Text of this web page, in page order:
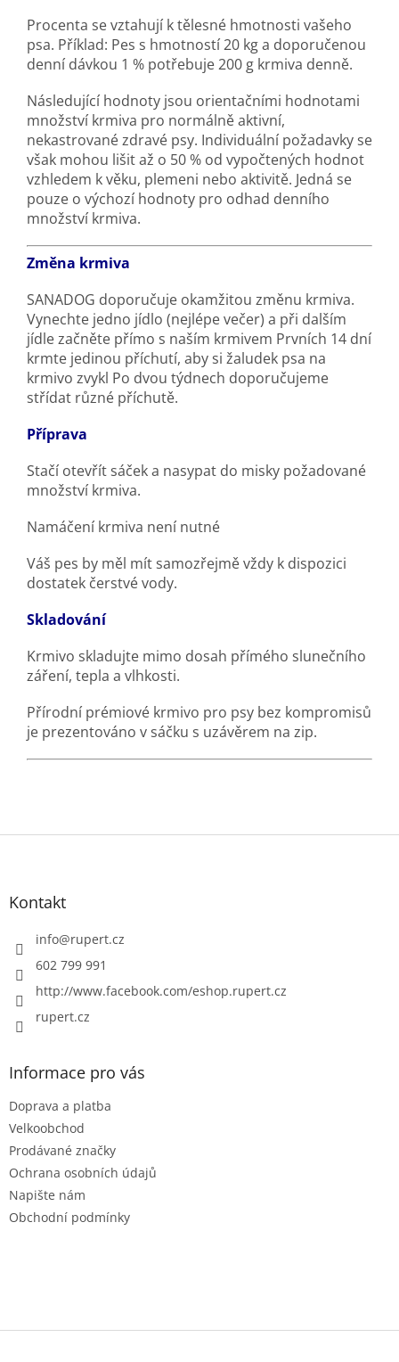
Procenta se vztahují k tělesné hmotnosti vašeho
psa. Příklad: Pes s hmotností 20 kg a doporučenou
denní dávkou 1 % potřebuje 200 g krmiva denně.
Následující hodnoty jsou orientačními hodnotami
množství krmiva pro normálně aktivní,
nekastrované zdravé psy. Individuální požadavky se
však mohou lišit až o 50 % od vypočtených hodnot
vzhledem k věku, plemeni nebo aktivitě. Jedná se
pouze o výchozí hodnoty pro odhad denního
množství krmiva.
Změna krmiva
SANADOG doporučuje okamžitou změnu krmiva.
Vynechte jedno jídlo (nejlépe večer) a při dalším
jídle začněte přímo s naším krmivem Prvních 14 dní
krmte jedinou příchutí, aby si žaludek psa na
krmivo zvykl Po dvou týdnech doporučujeme
střídat různé příchutě.
Příprava
Stačí otevřít sáček a nasypat do misky požadované
množství krmiva.
Namáčení krmiva není nutné
Váš pes by měl mít samozřejmě vždy k dispozici
dostatek čerstvé vody.
Skladování
Krmivo skladujte mimo dosah přímého slunečního
záření, tepla a vlhkosti.
Přírodní prémiové krmivo pro psy bez kompromisů
je prezentováno v sáčku s uzávěrem na zip.
Z
Kontakt
info@rupert.cz
602 799 991
http://www.facebook.com/eshop.rupert.cz
rupert.cz
Informace pro vás
Doprava a platba
Velkoobchod
Prodávané značky
Ochrana osobních údajů
Napište nám
Obchodní podmínky